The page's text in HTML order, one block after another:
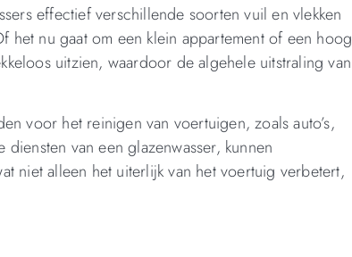
effectief verschillende soorten vuil en vlekken
nu gaat om een ​​klein appartement of een hoog
uitzien, waardoor de algehele uitstraling van
voor het reinigen van voertuigen, zoals auto’s,
van een glazenwasser, kunnen
niet alleen het uiterlijk van het voertuig verbetert,